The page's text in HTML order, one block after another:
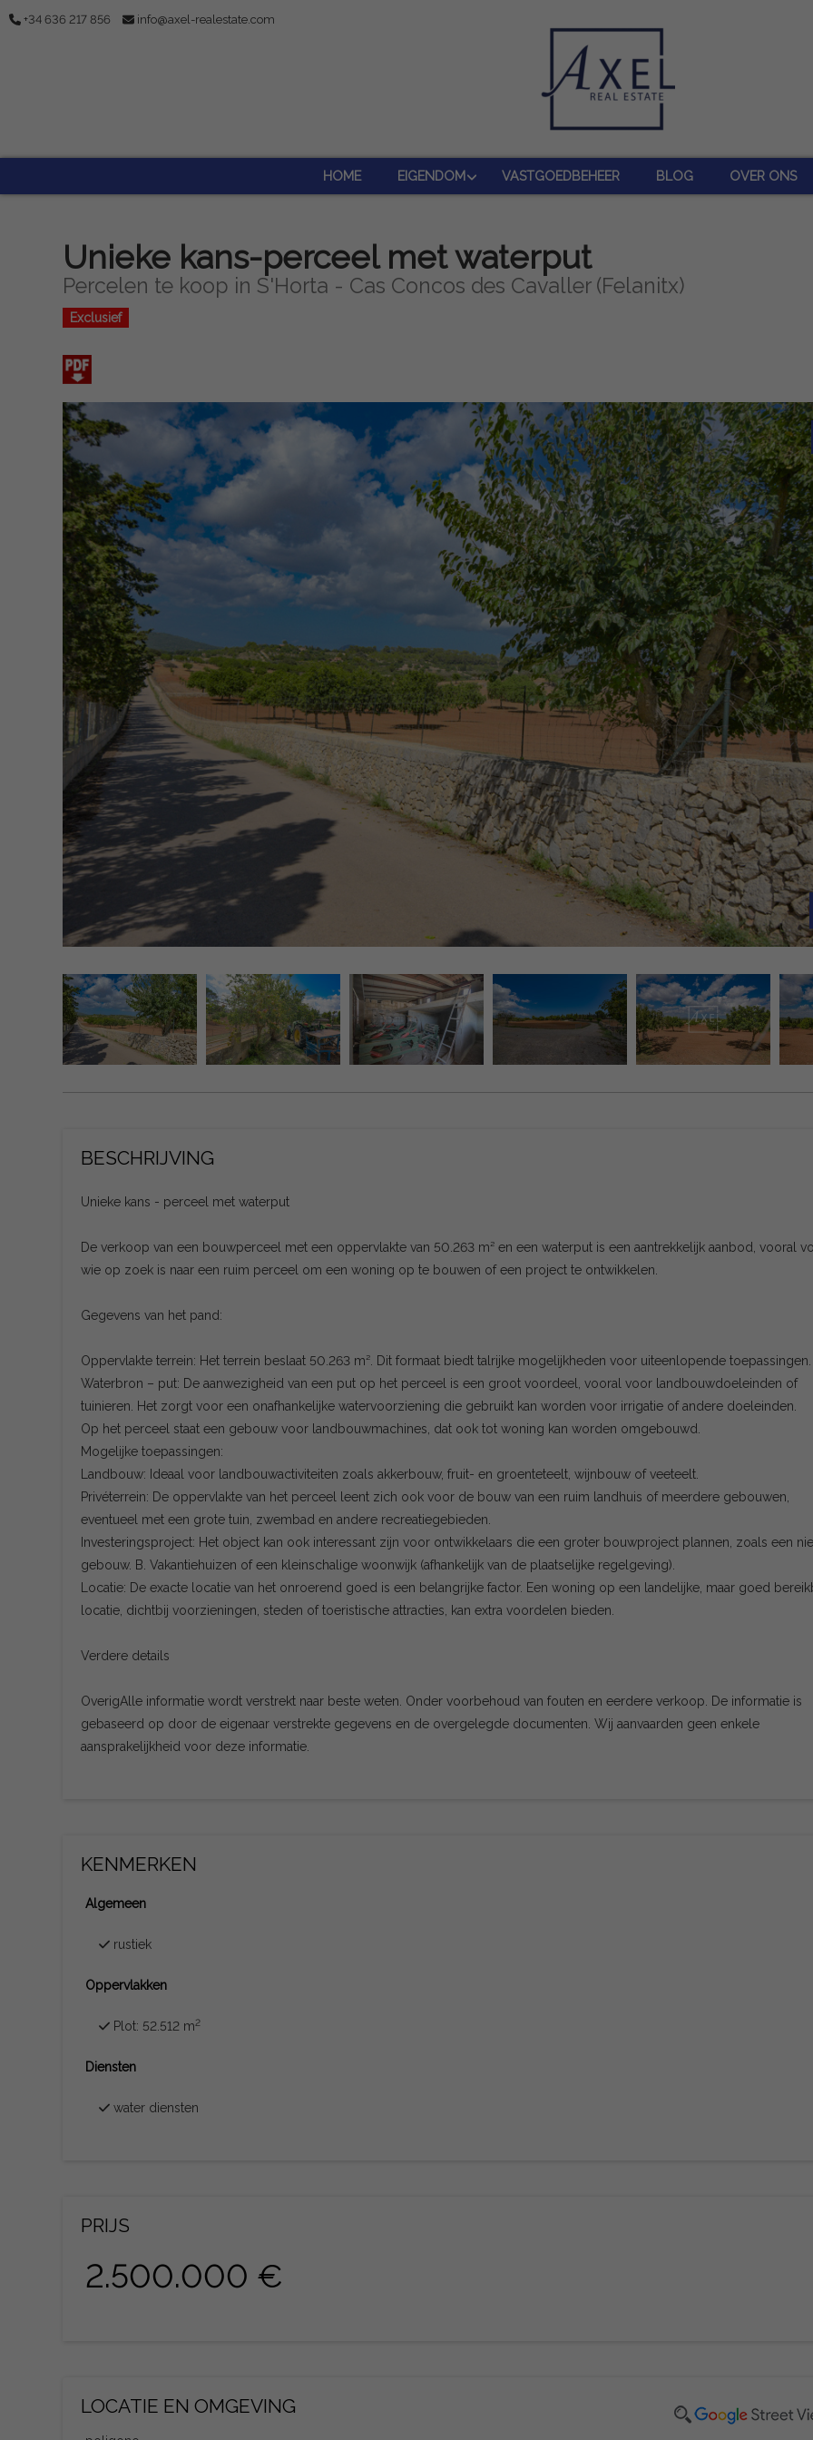
+34 636 217 856 info@axel-realestate.com
HOME EIGENDOM VASTGOEDBEHEER BLOG OVER ONS
Unieke kans-perceel met waterput
Percelen te koop in S'Horta - Cas Concos des Cavaller (Felanitx)
Exclusief
BESCHRIJVING
Unieke kans - perceel met waterput
De verkoop van een bouwperceel met een oppervlakte van 50.263 m² en een waterput is een aantrekkelijk aanbod, vooral
wie op zoek is naar een ruim perceel om een woning op te bouwen of een project te ontwikkelen.
Gegevens van het pand:
Oppervlakte terrein: Het terrein beslaat 50.263 m². Dit formaat biedt talrijke mogelijkheden voor uiteenlopende toepassingen.
Waterbron – put: De aanwezigheid van een put op het perceel is een groot voordeel, vooral voor landbouwdoeleinden of
tuinieren. Het zorgt voor een onafhankelijke watervoorziening die gebruikt kan worden voor irrigatie of andere doeleinden.
Op het perceel staat een gebouw voor landbouwmachines, dat ook tot woning kan worden omgebouwd.
Mogelijke toepassingen:
Landbouw: Ideaal voor landbouwactiviteiten zoals akkerbouw, fruit- en groenteteelt, wijnbouw of veeteelt.
Privéterrein: De oppervlakte van het perceel leent zich ook voor de bouw van een ruim landhuis of meerdere gebouwen,
eventueel met een grote tuin, zwembad en andere recreatiegebieden.
Investeringsproject: Het object kan ook interessant zijn voor ontwikkelaars die een groter bouwproject plannen, zoals een
gebouw. B. Vakantiehuizen of een kleinschalige woonwijk (afhankelijk van de plaatselijke regelgeving).
Locatie: De exacte locatie van het onroerend goed is een belangrijke factor. Een woning op een landelijke, maar goed
locatie, dichtbij voorzieningen, steden of toeristische attracties, kan extra voordelen bieden.
Verdere details
OverigAlle informatie wordt verstrekt naar beste weten. Onder voorbehoud van fouten en eerdere verkoop. De informatie is
gebaseerd op door de eigenaar verstrekte gegevens en de overgelegde documenten. Wij aanvaarden geen enkele
aansprakelijkheid voor deze informatie.
KENMERKEN
Algemeen
rustiek
Oppervlakken
Plot: 52.512 m2
Diensten
water diensten
PRIJS
2.500.000 €
LOCATIE EN OMGEVING